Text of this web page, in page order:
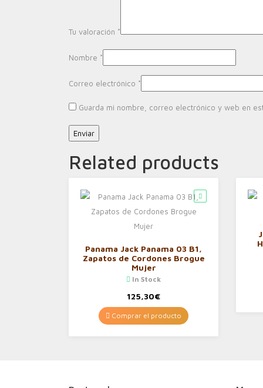
Tu valoración *
Nombre *
Correo electrónico *
Guarda mi nombre, correo electrónico y web en
Related products
Panama Jack Panama 03 B1,
Zapatos de Cordones Brogue
Mujer
In Stock
125,30€
Comprar el producto